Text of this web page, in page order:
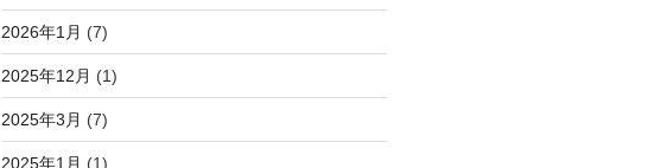
2026年1月 (7)
2025年12月 (1)
2025年3月 (7)
2025年1月 (1)